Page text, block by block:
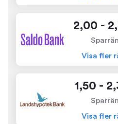
2,00 -
Visa fler
1,50 -
Visa fler